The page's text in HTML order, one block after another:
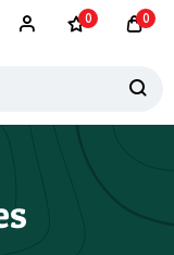
0 0